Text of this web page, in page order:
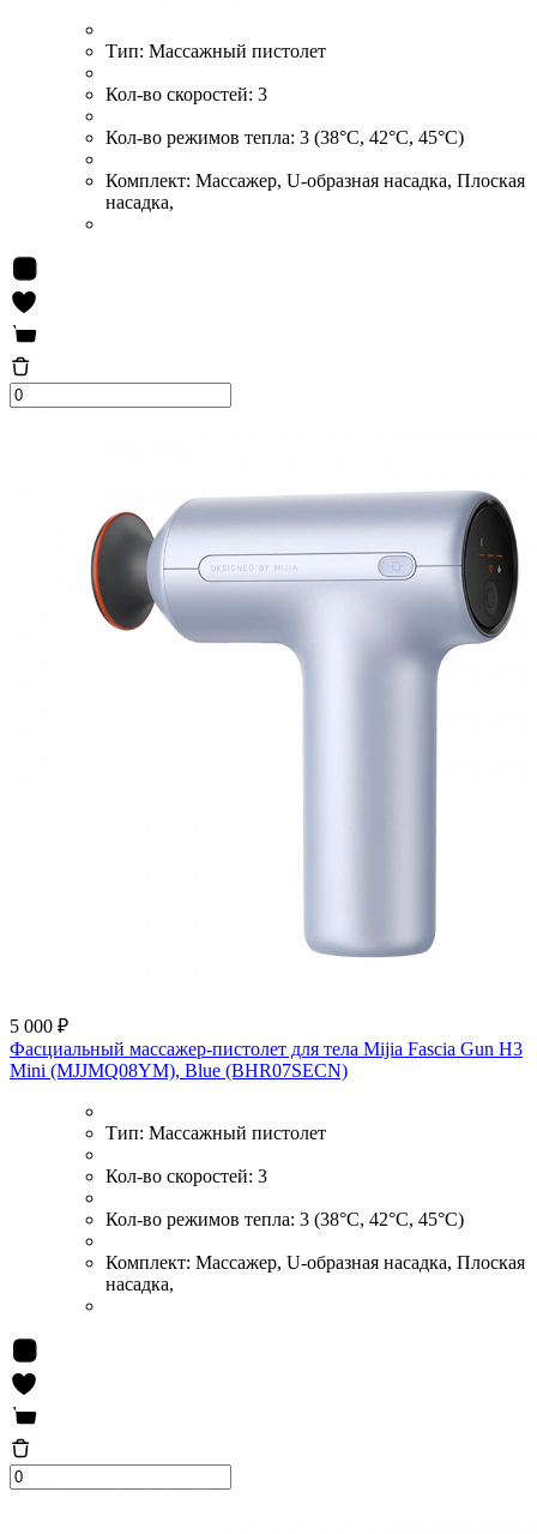
Тип: Массажный пистолет
Кол-во скоростей: 3
Кол-во режимов тепла: 3 (38°C, 42°C, 45°C)
Комплект: Массажер, U-образная насадка, Плоская
насадка,
5 000 ₽
Фасциальный массажер-пистолет для тела Mijia Fascia Gun H3
Mini (MJJMQ08YM), Blue (BHR07SECN)
Тип: Массажный пистолет
Кол-во скоростей: 3
Кол-во режимов тепла: 3 (38°C, 42°C, 45°C)
Комплект: Массажер, U-образная насадка, Плоская
насадка,